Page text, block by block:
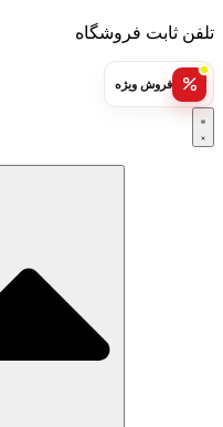
تلفن ثابت فروشگاه
فروش ویژه